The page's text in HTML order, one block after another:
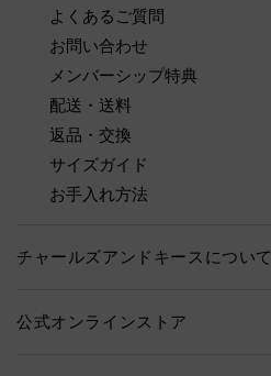
よくあるご質問
お問い合わせ
メンバーシップ特典
配送・送料
返品・交換
サイズガイド
お手入れ方法
チャールズアンドキースについて
公式オンラインストア